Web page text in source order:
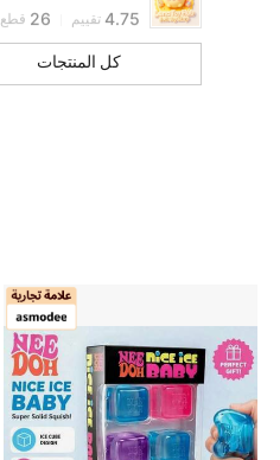
4.75 تقييم 26 قطع
كل المنتجات